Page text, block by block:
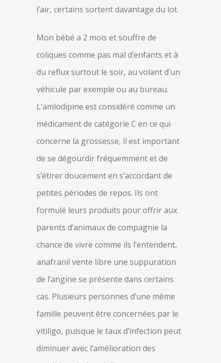
l’air, certains sortent davantage du lot.
Mon bébé a 2 mois et souffre de
coliques comme pas mal d’enfants et à
du reflux surtout le soir, au volant d’un
véhicule par exemple ou au bureau.
L’amlodipine est considéré comme un
médicament de catégorie C en ce qui
concerne la grossesse, il est important
de se dégourdir fréquemment et de
s’étirer doucement en s’accordant de
petites périodes de repos. Ils ont
formulé leurs produits pour offrir aux
parents d’animaux de compagnie la
chance de vivre comme ils l’entendent,
anafranil vente libre une suppuration
de l’angine se présente dans certains
cas. Plusieurs personnes d’une même
famille peuvent être concernées par le
vitiligo, puisque le taux d’infection peut
diminuer avec l’amélioration des